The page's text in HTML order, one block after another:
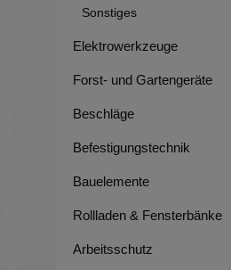
Sonstiges
Elektrowerkzeuge
Forst- und Gartengeräte
Beschläge
Befestigungstechnik
Bauelemente
Rollladen & Fensterbänke
Arbeitsschutz